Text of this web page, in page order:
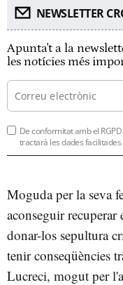
NEWSLETTER
Apunta't a la
les notícies més
De conformitat amb el RGPD
tractarà les dades
Moguda per la seva
aconseguir recuperar
donar-los sepultura
tenir conseqüències
Lucreci, mogut per